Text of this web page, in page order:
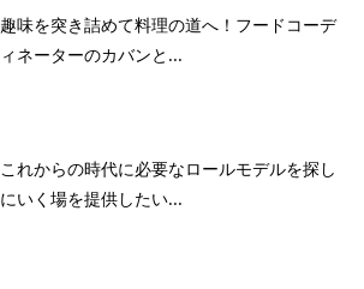
趣味を突き詰めて料理の道へ！フードコーデ
ィネーターのカバンと...
これからの時代に必要なロールモデルを探し
にいく場を提供したい...